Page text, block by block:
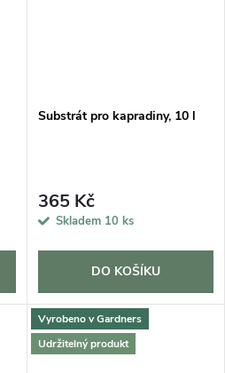
Substrát pro kapradiny, 10 l
365 Kč
Skladem 10 ks
DO KOŠÍKU
Vyrobeno v Gardners
Udržitelný produkt